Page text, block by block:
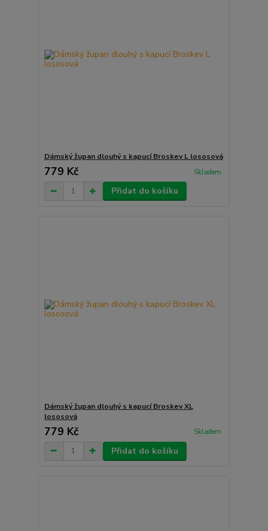
Dámský župan dlouhý s kapucí Broskev L lososová
779 Kč Skladem
Přidat do košíku
Dámský župan dlouhý s kapucí Broskev XL
lososová
779 Kč Skladem
Přidat do košíku